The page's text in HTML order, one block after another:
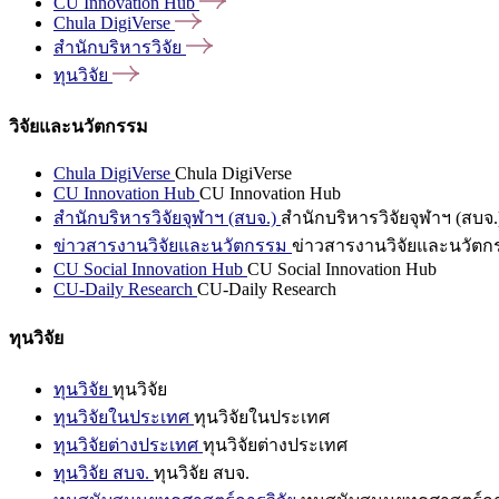
Chula DigiVerse
สำนักบริหารวิจัย
ทุนวิจัย
วิจัยและนวัตกรรม
Chula DigiVerse Chula DigiVerse
CU Innovation Hub CU Innovation Hub
สำนักบริหารวิจัยจุฬาฯ (สบจ.) สำนักบริหารวิจัยจุฬาฯ (สบจ
ข่าวสารงานวิจัยและนวัตกรรม ข่าวสารงานวิจัยและนวัตก
CU Social Innovation Hub CU Social Innovation Hub
CU-Daily Research CU-Daily Research
ทุนวิจัย
ทุนวิจัย ทุนวิจัย
ทุนวิจัยในประเทศ ทุนวิจัยในประเทศ
ทุนวิจัยต่างประเทศ ทุนวิจัยต่างประเทศ
ทุนวิจัย สบจ. ทุนวิจัย สบจ.